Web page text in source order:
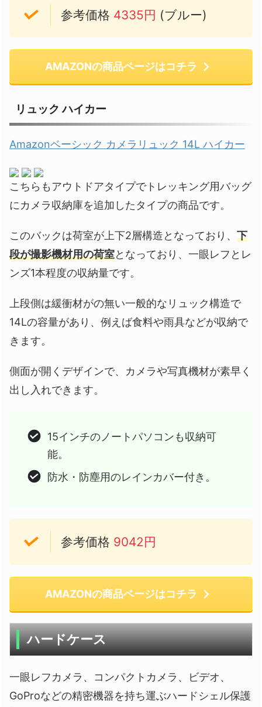
参考価格 4335円 (ブルー)
AMAZONの商品ページはコチラ
リュック ハイカー
Amazonベーシック カメラリュック 14L ハイカー
こちらもアウトドアタイプでトレッキング用バッグ
にカメラ収納庫を追加したタイプの商品です。
このバックは荷室が上下2層構造となっており、 下
段が撮影機材用の荷室となっており、一眼レフとレ
ンズ1本程度の収納量です。
上段側は緩衝材がの無い一般的なリュック構造で
14Lの容量があり、例えば食料や雨具などが収納で
きます。
側面が開くデザインで、カメラや写真機材が素早く
出し入れできます。
15インチのノートパソコンも収納可
能。
防水・防塵用のレインカバー付き。
参考価格 9042円
AMAZONの商品ページはコチラ
ハードケース
一眼レフカメラ、コンパクトカメラ、ビデオ、
GoProなどの精密機器を持ち運ぶハードシェル保護